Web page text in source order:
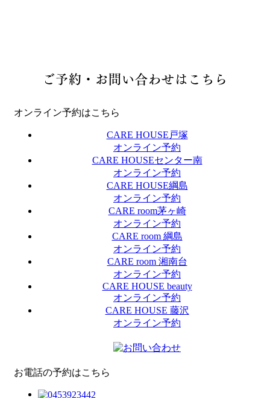
ご予約・お問い合わせはこちら
オンライン予約はこちら
CARE HOUSE戸塚
オンライン予約
CARE HOUSEセンター南
オンライン予約
CARE HOUSE綱島
オンライン予約
CARE room茅ヶ崎
オンライン予約
CARE room 綱島
オンライン予約
CARE room 湘南台
オンライン予約
CARE HOUSE beauty
オンライン予約
CARE HOUSE 藤沢
オンライン予約
お電話の予約はこちら